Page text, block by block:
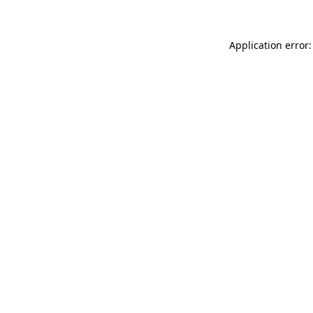
Application